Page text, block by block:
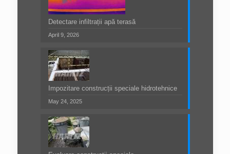
Detectare infiltrații apă terasă
April 9, 2026
Impozitare construcții speciale hidrotehnice
May 24, 2025